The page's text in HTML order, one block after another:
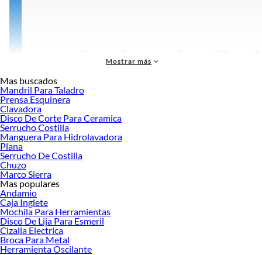
Lasherramientas eléctricas e inalámbricas
esfuerzo físico para ejecutar un trabajo, favorecen la obtención de resultados
insuperables en toda clase de trabajos.
Antes de elegir unaherramienta eléctrica o herramienta inalámbrica
revisar la frecuencia con la que la usarás: si es de hobby y de manera esporádica
o profesional. En el primer caso se recomienda aquellas que requieren de menor
Mostrar más
Mas buscados
Mandril Para Taladro
Prensa Esquinera
Clavadora
Disco De Corte Para Ceramica
Serrucho Costilla
Manguera Para Hidrolavadora
Plana
Serrucho De Costilla
Chuzo
Marco Sierra
Mas populares
Andamio
Caja Inglete
Mochila Para Herramientas
Disco De Lija Para Esmeril
Cizalla Electrica
Broca Para Metal
Herramienta Oscilante